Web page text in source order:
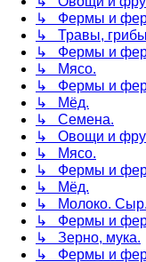
↳ Фермы и
↳ Травы,
↳ Фермы и
↳ Мясо.
↳ Фермы и
↳ Мёд.
↳ Семена.
↳ Овощи и
↳ Мясо.
↳ Фермы и
↳ Мёд.
↳ Молоко. Сыр.
↳ Фермы и
↳ Зерно, мука.
↳ Фермы и